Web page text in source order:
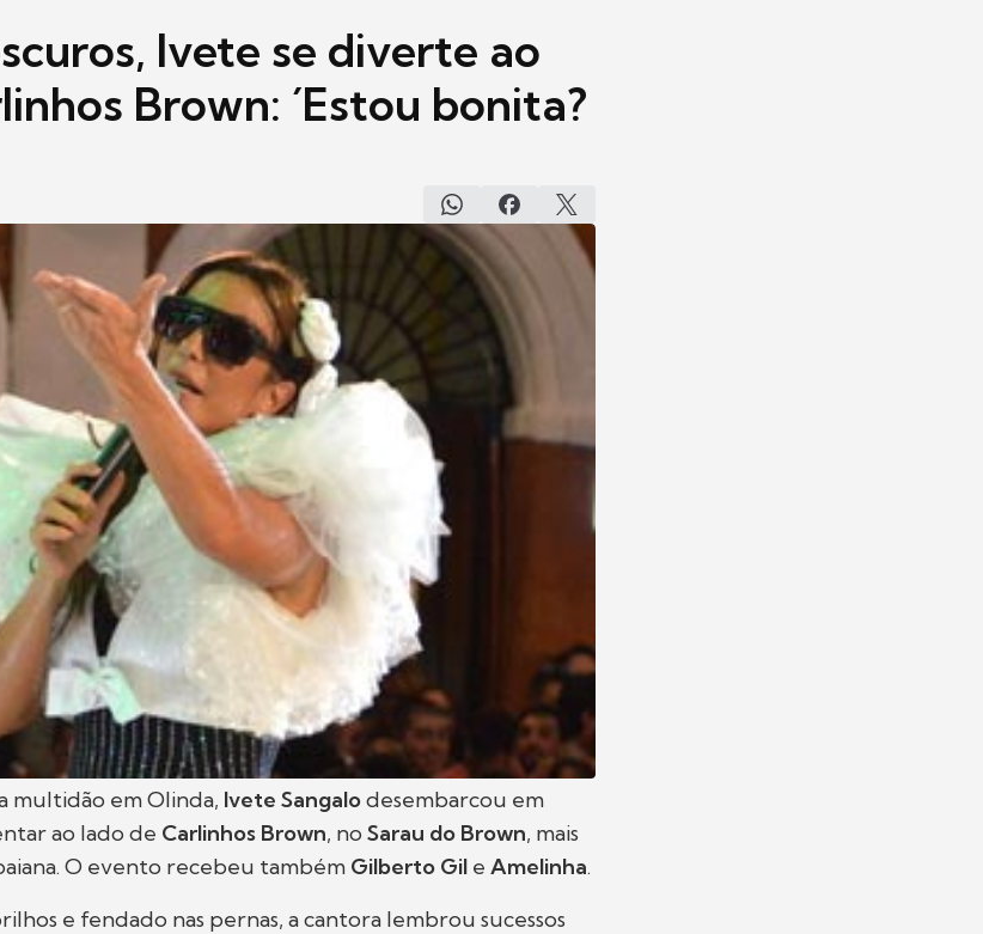
Ivete se diverte ao
Brown: ´Estou bonita?
multidão em Olinda, Ivete Sangalodesembarcou em
ao lado de Carlinhos Brown, no Sarau do Brown, mais
O evento recebeu também Gilberto Gil e Amelinha.
e fendado nas pernas, a cantora lembrou sucessos